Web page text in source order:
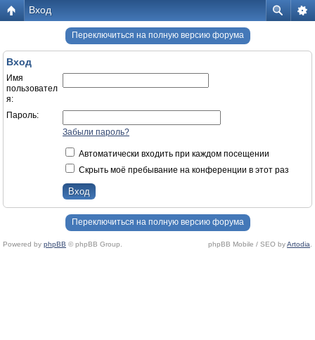
Вход
Переключиться на полную версию форума
Вход
Имя
пользовател
я:
Пароль:
Забыли пароль?
Автоматически входить при каждом посещении
Скрыть моё пребывание на конференции в этот раз
Переключиться на полную версию форума
Powered by phpBB © phpBB Group. phpBB Mobile / SEO byArtodia